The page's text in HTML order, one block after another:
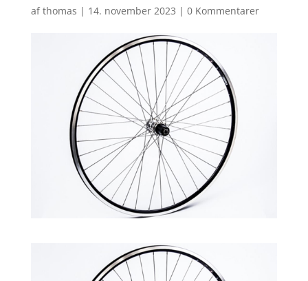
afthomas | 14. november 2023 | 0 Kommentarer